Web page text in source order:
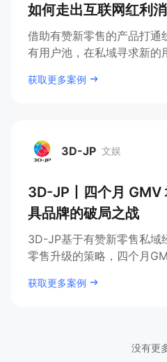
如何走出互联网红利
借助有赞新零售的产品打通
有用户池，在私域寻求新的
获取更多案例
3D-JP 文娱
3D-JP
3D-JP丨四个月 GMV
具品牌的破局之战
3D-JP基于有赞新零售私域
零售升级的策略，四个月
获取更多案例
没有更